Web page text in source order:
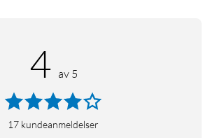
4 av 5
17 kundeanmeldelser